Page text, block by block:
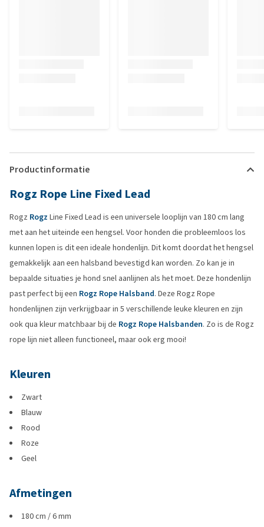
Productinformatie
Rogz Rope Line Fixed Lead
Rogz Rogz Line Fixed Lead is een universele looplijn van 180 cm lang
met aan het uiteinde een hengsel. Voor honden die probleemloos los
kunnen lopen is dit een ideale hondenlijn. Dit komt doordat het hengsel
gemakkelijk aan een halsband bevestigd kan worden. Zo kan je in
bepaalde situaties je hond snel aanlijnen als het moet. Deze hondenlijn
past perfect bij een Rogz Rope Halsband. Deze Rogz Rope
hondenlijnen zijn verkrijgbaar in 5 verschillende leuke kleuren en zijn
ook qua kleur matchbaar bij de Rogz Rope Halsbanden. Zo is de Rogz
rope lijn niet alleen functioneel, maar ook erg mooi!
Kleuren
Zwart
Blauw
Rood
Roze
Geel
Afmetingen
180 cm / 6 mm